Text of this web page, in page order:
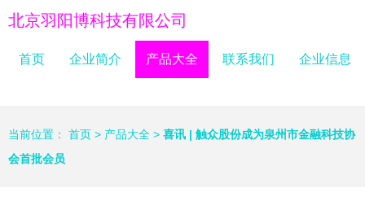
北京羽阳博科技有限公司
首页 企业简介 产品大全 联系我们 企业信息
当前位置： 首页 > 产品大全 > 喜讯 | 触众股份成为泉州市金融科技协
会首批会员